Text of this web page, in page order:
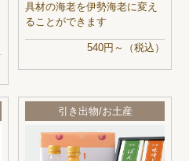
具材の海老を伊勢海老に変え
ることができます
540円～（税込）
引き出物/お土産